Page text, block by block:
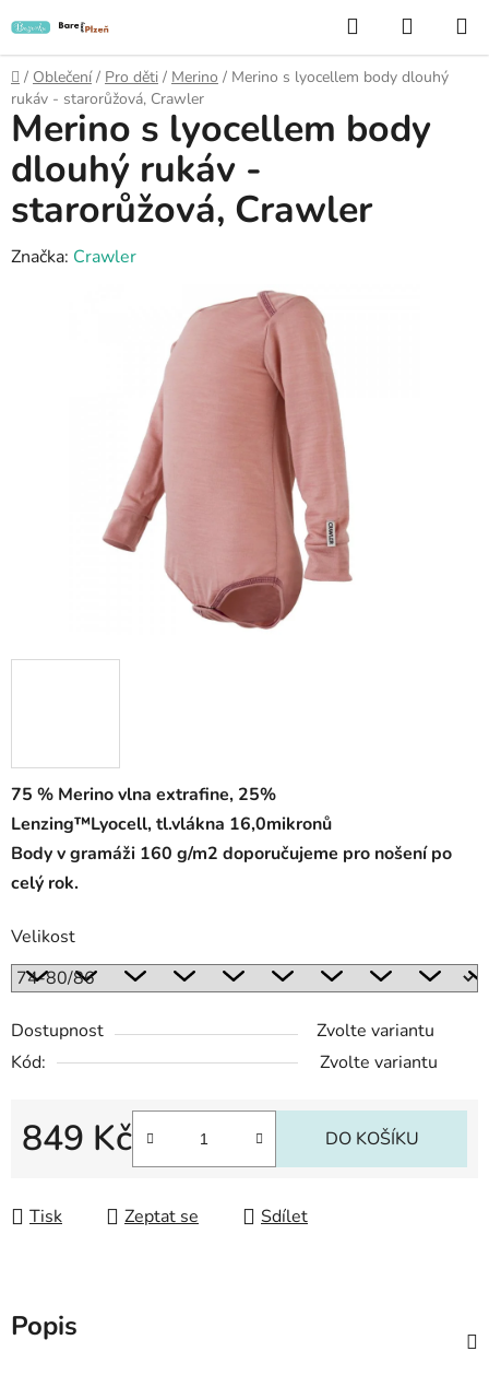
na
obsah
Hledat
KOŠÍK
Domů
/ Oblečení / Pro děti / Merino / Merino s lyocellem body dlouhý
rukáv - starorůžová, Crawler
75 % Merino vlna extrafine, 25%
Lenzing™Lyocell, tl.vlákna 16,0mikronů
Body v gramáži 160 g/m2 doporučujeme pro nošení po
celý rok.
Velikost
Dostupnost
Zvolte variantu
Kód:
Zvolte variantu
849 Kč DO KOŠÍKU
Tisk Zeptat se Sdílet
Merino s lyocellem body
dlouhý rukáv -
starorůžová, Crawler
Značka: Crawler
Popis